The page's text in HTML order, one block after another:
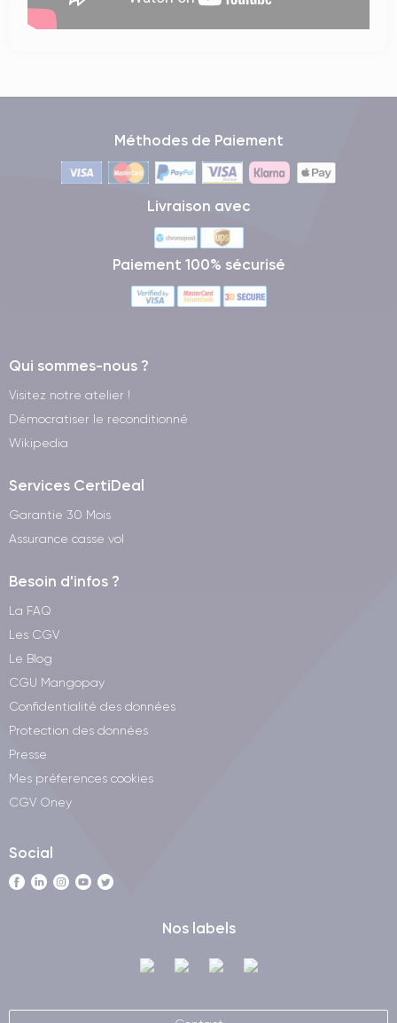
Méthodes de Paiement
Livraison avec
Paiement 100% sécurisé
Qui sommes-nous ?
Visitez notre atelier !
Démocratiser le reconditionné
Wikipedia
Services CertiDeal
Garantie 30 Mois
Assurance casse vol
Besoin d'infos ?
La FAQ
Les CGV
Le Blog
CGU Mangopay
Confidentialité des données
Protection des données
Presse
Mes préferences cookies
CGV Oney
Social
Nos labels